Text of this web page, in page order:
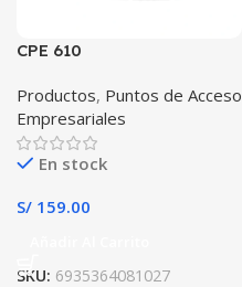
CPE 610
Productos, Puntos de Acceso
Empresariales
En stock
S/ 159.00
SKU: 6935364081027